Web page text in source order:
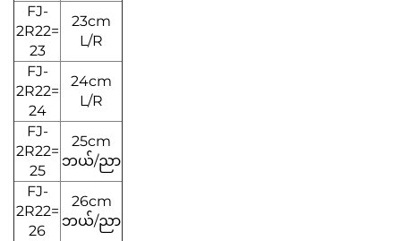
FJ-
2R22=
23
23cm
L/R
FJ-
2R22=
24
24cm
L/R
FJ-
2R22=
25
25cm
ဘယ်/ညာ
FJ-
2R22=
26
26cm
ဘယ်/ညာ